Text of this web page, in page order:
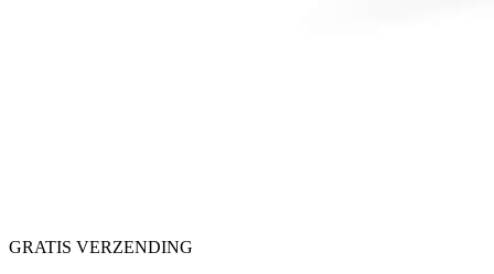
GRATIS VERZENDING